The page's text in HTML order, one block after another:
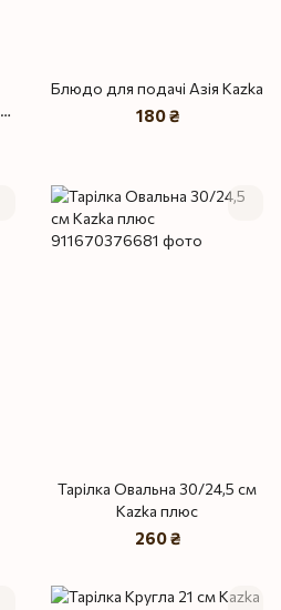
Блюдо для подачі Азія Kazka
180 ₴
Тарілка Овальна 30/24,5 см
Kazka плюс
260 ₴